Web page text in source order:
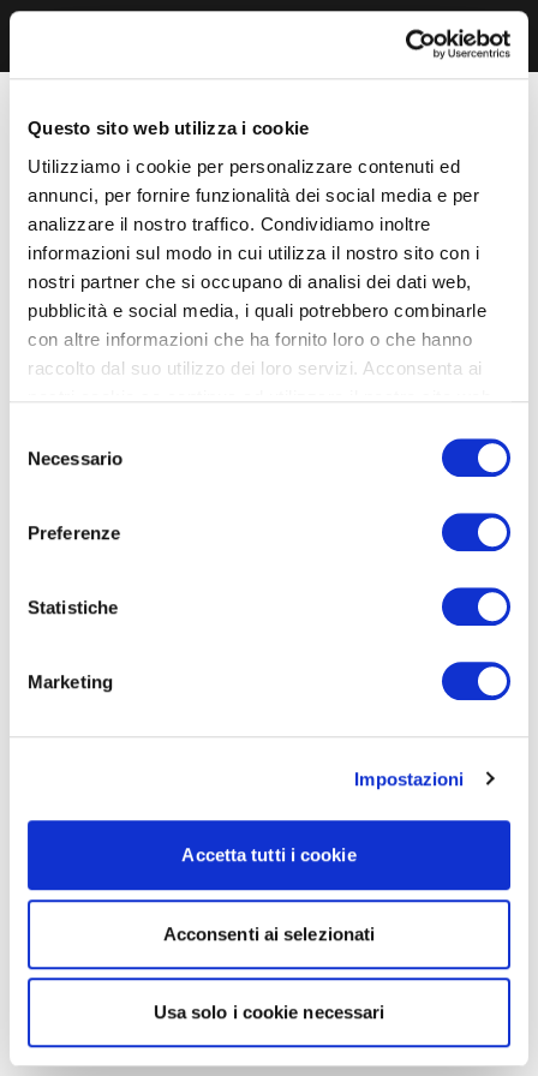
Questo sito web utilizza i cookie
Utilizziamo i cookie per personalizzare contenuti ed
annunci, per fornire funzionalità dei social media e per
analizzare il nostro traffico. Condividiamo inoltre
informazioni sul modo in cui utilizza il nostro sito con i
nostri partner che si occupano di analisi dei dati web,
pubblicità e social media, i quali potrebbero combinarle
con altre informazioni che ha fornito loro o che hanno
raccolto dal suo utilizzo dei loro servizi. Acconsenta ai
delNecessario
Preferenze
Statistiche
Marketing
Impostazioni
Accetta tutti i cookie
Acconsenti ai selezionati
Usa solo i cookie necessari